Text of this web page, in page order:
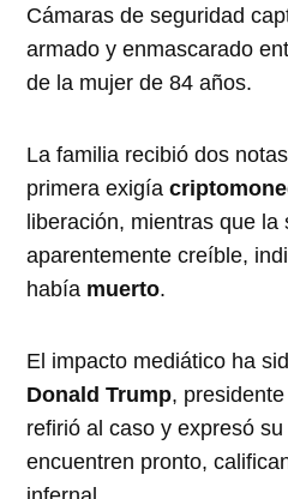
Cámaras de seguridad
armado y enmascarado
de la mujer de 84 años.
La familia recibió dos
primera exigía
liberación, mientras que la
aparentemente creíble,
había muerto.
El impacto mediático ha
Donald Trump,
refirió al caso y expresó
encuentren pronto,